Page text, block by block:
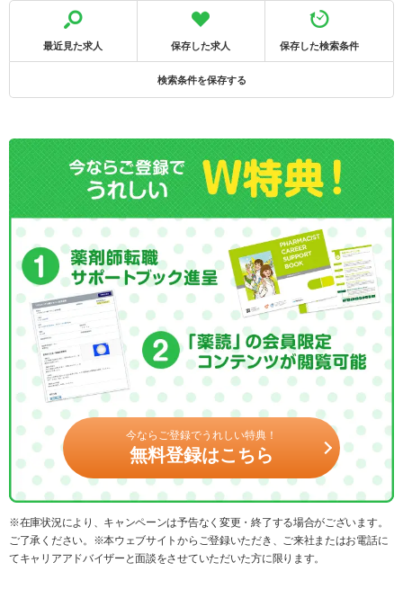
最近見た求人 保存した求人 保存した検索条件
検索条件を保存する
今ならご登録でうれしい特典！
無料登録はこちら
※在庫状況により、キャンペーンは予告なく変更・終了する場合がございます。
ご了承ください。※本ウェブサイトからご登録いただき、ご来社またはお電話に
てキャリアアドバイザーと面談をさせていただいた方に限ります。